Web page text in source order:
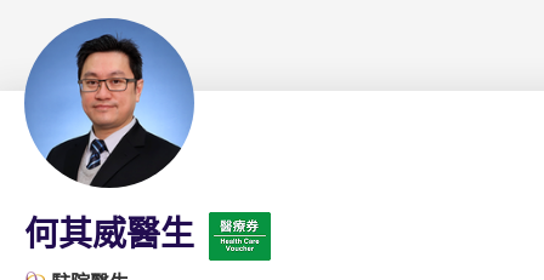
何其威醫生